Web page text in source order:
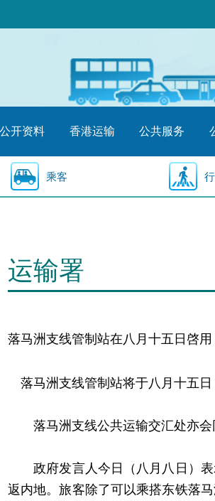
公开资料 香港运输 公共服务
乘客
运输署
落马洲支线管制站在八月十五日啓用
落马洲支线管制站将于八月十五
落马洲支线公共运输交汇处亦会
政府发言人今日（八月八日）表
返内地。旅客除了可以乘搭东铁落